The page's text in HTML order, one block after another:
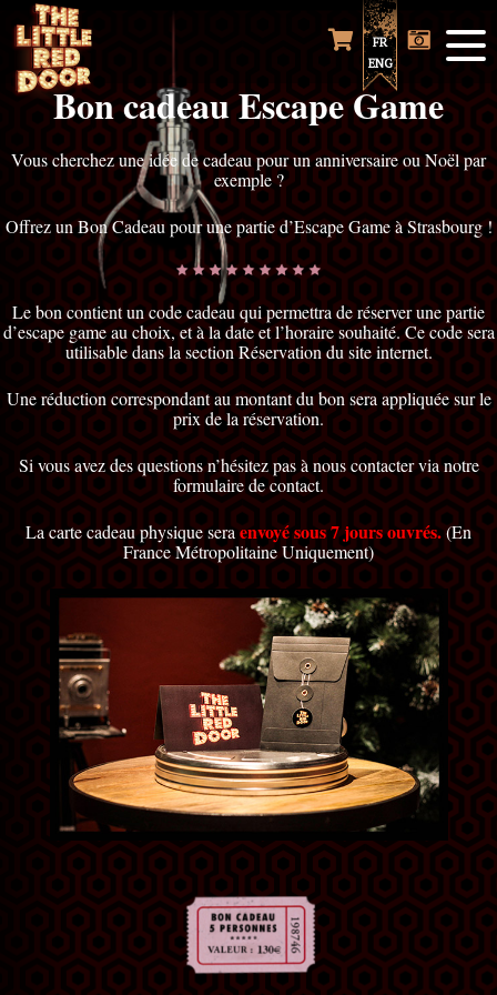
FR
ENG
Bon cadeau Escape Game
Vous cherchez une idée de cadeau pour un anniversaire ou Noël par
exemple ?
Offrez un Bon Cadeau pour une partie d’Escape Game à Strasbourg !
Le bon contient un code cadeau qui permettra de réserver une partie
d’escape game au choix, et à la date et l’horaire souhaité. Ce code sera
utilisable dans la section Réservation du site internet.
Une réduction correspondant au montant du bon sera appliquée sur le
prix de la réservation.
Si vous avez des questions n’hésitez pas à nous contacter via notre
formulaire de contact.
La carte cadeau physique sera envoyé sous 7 jours ouvrés.(En
France Métropolitaine Uniquement)